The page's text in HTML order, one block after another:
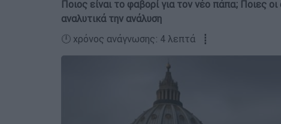
Ποιος είναι το φαβορί για τον νέο πάπα; Ποιες
αναλυτικά την ανάλυση
🕛 χρόνος ανάγνωσης: 4 λεπτά ┋